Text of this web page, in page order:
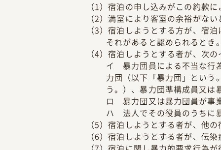
（1）宿泊の申し込みがこの約款
（2）満室により客室の余裕がな
（3）宿泊しようとする方が、宿
それがあると認められるとき
（4）宿泊しようとする者が、次
イ 暴力団員による不当な行
力団（以下「暴力団」という
う。）、暴力団準構成員又
ロ 暴力団又は暴力団員が事
ハ 法人でその役員のうちに
（5）宿泊しようとする者が、他
（6）宿泊しようとする者が、伝